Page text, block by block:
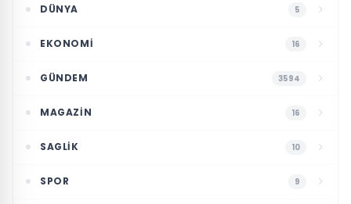
DÜNYA 5
EKONOMI 16
GÜNDEM 3594
MAGAZIN 16
SAGLIK 10
SPOR 9